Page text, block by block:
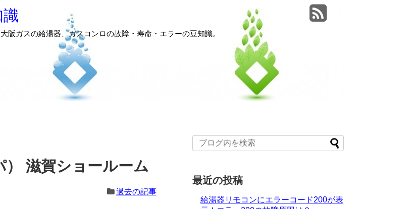
阪ガスの給湯器、ガスコンロの故障・寿命・エラーの豆知識。
滋賀ショールーム
過去の記事
最近の投稿
給湯器リモコンにエラーコード200が表